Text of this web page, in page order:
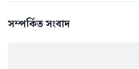
সম্পর্কিত সংবাদ